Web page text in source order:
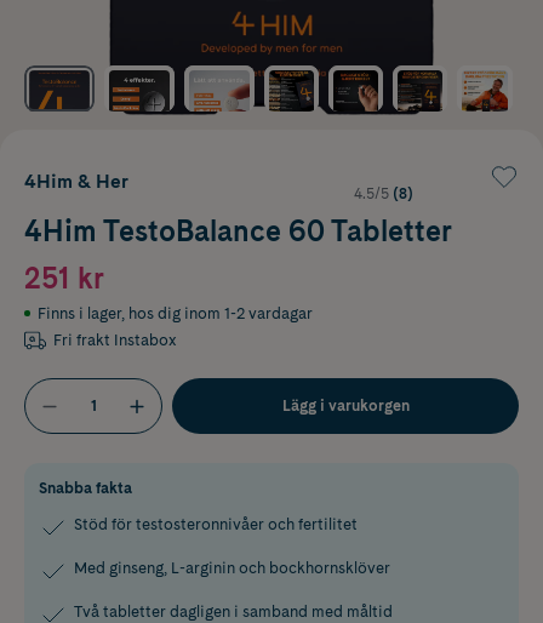
4Him & Her
4.5/5 (8)
4Him TestoBalance 60 Tabletter
251 kr
Finns i lager, hos dig inom 1-2 vardagar
Fri frakt Instabox
Lägg i varukorgen
Snabba fakta
Stöd för testosteronnivåer och fertilitet
Med ginseng, L-arginin och bockhornsklöver
Två tabletter dagligen i samband med måltid